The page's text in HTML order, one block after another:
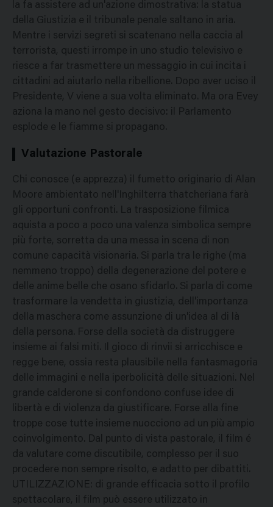
la fa assistere ad un'azione dimostrativa: la statua
della Giustizia e il tribunale penale saltano in aria.
Mentre i servizi segreti si scatenano nella caccia al
terrorista, questi irrompe in uno studio televisivo e
riesce a far trasmettere un messaggio in cui incita i
cittadini ad aiutarlo nella ribellione. Dopo aver uciso il
Presidente, V viene a sua volta eliminato. Ma ora Evey
aziona la mano nel gesto decisivo: il Parlamento
esplode e le fiamme si propagano.
Valutazione Pastorale
Chi conosce (e apprezza) il fumetto originario di Alan
Moore ambientato nell'Inghilterra thatcheriana farà
gli opportuni confronti. La trasposizione filmica
aquista a poco a poco una valenza simbolica sempre
più forte, sorretta da una messa in scena di non
comune capacità visionaria. Si parla tra le righe (ma
nemmeno troppo) della degenerazione del potere e
delle anime belle che osano sfidarlo. Si parla di come
trasformare la vendetta in giustizia, dell'importanza
della maschera come assunzione di un'idea al di là
della persona. Forse della società da distruggere
insieme ai falsi miti. Il gioco di rinvii si arricchisce e
regge bene, ossia resta plausibile nella fantasmagoria
delle immagini e nella iperbolicità delle situazioni. Nel
grande calderone si confondono confuse idee di
libertà e di violenza da giustificare. Forse alla fine
troppe cose tutte insieme nuocciono ad un più ampio
coinvolgimento. Dal punto di vista pastorale, il film é
da valutare come discutibile, complesso per il suo
procedere non sempre risolto, e adatto per dibattiti.
UTILIZZAZIONE: di grande efficacia sotto il profilo
spettacolare, il film può essere utilizzato in